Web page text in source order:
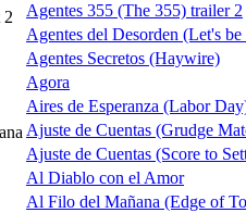
2
Agentes 355 (The 355) trailer 2
Agentes del Desorden (Let's be
Agentes Secretos (Haywire)
Agora
Aires de Esperanza (Labor
Ajuste de Cuentas (Grudge
Ajuste de Cuentas (Score to
Al Diablo con el Amor
Al Filo del Mañana (Edge of